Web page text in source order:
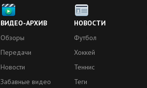
ВИДЕО-АРХИВ
Обзоры
Передачи
Новости
Забавные видео
НОВОСТИ
Футбол
Хоккей
Теннис
Теги